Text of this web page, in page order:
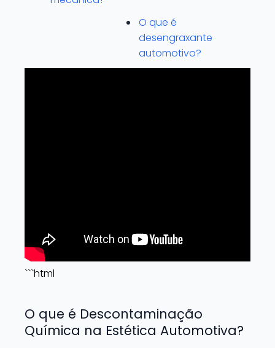
O que é
desengraxante
automotivo?
```html
O que é Descontaminação
Química na Estética Automotiva?